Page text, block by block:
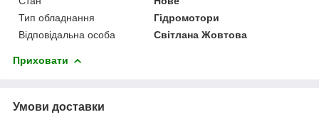
Тип обладнання
Гідромотори
Відповідальна особа
Світлана Жовтова
Приховати
Умови доставки